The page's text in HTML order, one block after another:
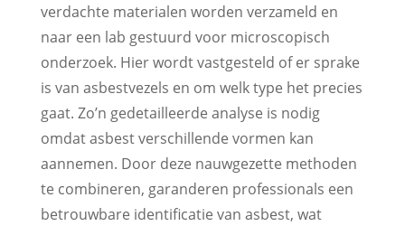
verdachte materialen worden verzameld en
naar een lab gestuurd voor microscopisch
onderzoek. Hier wordt vastgesteld of er sprake
is van asbestvezels en om welk type het precies
gaat. Zo’n gedetailleerde analyse is nodig
omdat asbest verschillende vormen kan
aannemen. Door deze nauwgezette methoden
te combineren, garanderen professionals een
betrouwbare identificatie van asbest, wat